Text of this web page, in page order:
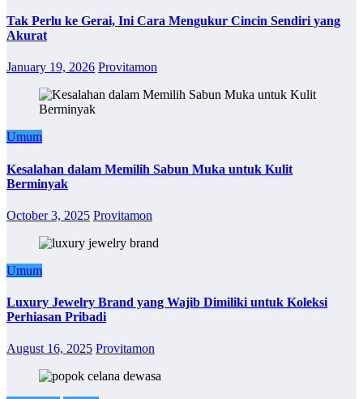
Tak Perlu ke Gerai, Ini Cara Mengukur Cincin Sendiri yang
Akurat
January 19, 2026 Provitamon
Umum
Kesalahan dalam Memilih Sabun Muka untuk Kulit
Berminyak
October 3, 2025 Provitamon
Umum
Luxury Jewelry Brand yang Wajib Dimiliki untuk Koleksi
Perhiasan Pribadi
August 16, 2025 Provitamon